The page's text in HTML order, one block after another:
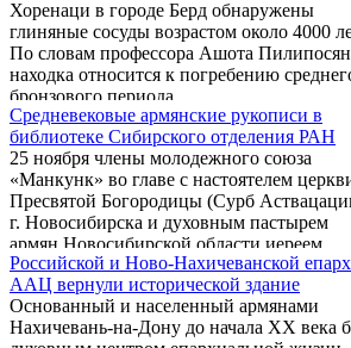
этнографии Карса. По мнению
исследователей, артефакт
гораздо более широкой зоне культурного
обмена, чем предполагалось ранее, пишет
Наука Mail со ссылкой на турецкие СМИ.
Хоренаци в городе Берд обнаружены
глиняные сосуды возрастом около 4000
По словам профессора Ашота
находка относится к погребению
бронзового периода.
Средневековые армянские рукописи в
библиотеке Сибирского отделения РАН
25 ноября члены молодежного союза
«Манкунк» во главе с настоятелем
Пресвятой Богородицы (Сурб
г. Новосибирска и духовным пастырем
армян Новосибирской области иереем
Григором Бекназаряном посетили
техническую библиотеку Сибирского
отделения Российской академии наук, где
познакомились с уникальными
Российской и Ново-Нахичеванской
ААЦ вернули исторической здание
Основанный и населенный армянами
Нахичевань-на-Дону до начала XX века